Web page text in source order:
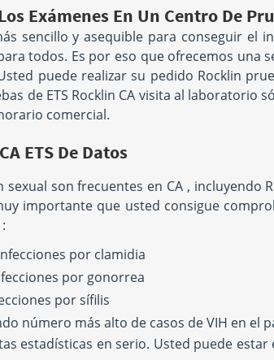
Exámenes En Un Centro De
sencillo y asequible para conseguir el
todos. Es por eso que ofrecemos una
puede realizar su pedido Rocklin
de ETS Rocklin CA visita al
comercial.
ETS De Datos
sexual son frecuentes en CA , incluyendo
importante que usted consigue
por clamidia
por gonorrea
por sífilis
número más alto de casos de VIH en el
estadísticas en serio. Usted puede